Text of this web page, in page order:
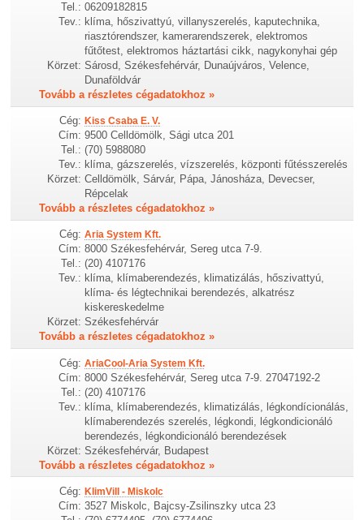
Tel.: 06209182815
Tev.: klíma, hőszivattyú, villanyszerelés, kaputechnika,
riasztórendszer, kamerarendszerek, elektromos
fűtőtest, elektromos háztartási cikk, nagykonyhai gép
Körzet: Sárosd, Székesfehérvár, Dunaújváros, Velence,
Dunaföldvár
Tovább a részletes cégadatokhoz »
Cég: Kiss Csaba E. V.
Cím: 9500 Celldömölk, Sági utca 201
Tel.: (70) 5988080
Tev.: klíma, gázszerelés, vízszerelés, központi fűtésszerelés
Körzet: Celldömölk, Sárvár, Pápa, Jánosháza, Devecser,
Répcelak
Tovább a részletes cégadatokhoz »
Cég: Aria System Kft.
Cím: 8000 Székesfehérvár, Sereg utca 7-9.
Tel.: (20) 4107176
Tev.: klíma, klímaberendezés, klimatizálás, hőszivattyú,
klíma- és légtechnikai berendezés, alkatrész
kiskereskedelme
Körzet: Székesfehérvár
Tovább a részletes cégadatokhoz »
Cég: AriaCool-Aria System Kft.
Cím: 8000 Székesfehérvár, Sereg utca 7-9. 27047192-2
Tel.: (20) 4107176
Tev.: klíma, klímaberendezés, klimatizálás, légkondícionálás,
klímaberendezés szerelés, légkondi, légkondicionáló
berendezés, légkondicionáló berendezések
Körzet: Székesfehérvár, Budapest
Tovább a részletes cégadatokhoz »
Cég: KlimVill - Miskolc
Cím: 3527 Miskolc, Bajcsy-Zsilinszky utca 23